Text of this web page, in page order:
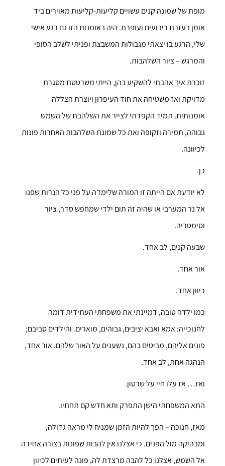
מופת של שמונה קנים עשויים קליעות-קליעות מאוירים ביד
אומן בעזרת ריבועים ועופרת. היה באומנות הזו גם רגע אישי
שלי, הרגע בו יצאתי מגבולות המשבצת ופניתי לשלב הסופי
והמרגש – ציור השלהבות.
זוכרת איך אהבתי להשקיע בהן, הייתי משרטטת מסגרת
מדויקת ואז משטיחה את חוד העיפרון ויוצרת הצללה
אומנותית. תמיד הקפדתי לצייר את השלהבת של השמש
גבוהה, תמירה וזקופה ואת כל שמונת השלהבות האחרות פונות
לכיוונה.
כן.
לא יודעת אם הייתה זו המורה שלימדה על פני כל הנרות שפנו
אל נר המערבי או שהיה זה תום ילדי שמחפש סדר, ציור
וסימטריה.
שבעה קנים, לב אחד.
אור אחד.
כיוון אחד.
כמו ילדה טובה, דמיינתי את משפחתי העתידית דומה
לחנוכייה: אמא ואבא יציבים, גבוהים, מוארים. והילדים סביבם;
פונים אליהם, מביטים בהם, נשענים על האור שלהם. אור אחד,
הנהגה אחת, לב אחד.
ואז… אז עלו חיי על שרטון.
התא המשפחתי הישן התפרק ותא חדש קם תחתיו.
מאז, חנוכה – הפך להיות הזמן שמניח לי מראה גדולה,
ומבהיקה מול הפנים. כי אצלנו אין להבות שפונות בצורה אחידה
אל השמש, אצלנו כל להבה מרצדת לה, פונה לעיתים לכיוון